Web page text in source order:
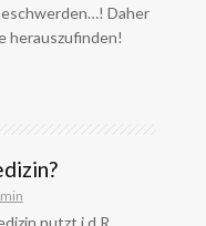
Daher
herauszufinden!
nutzt i.d.R.